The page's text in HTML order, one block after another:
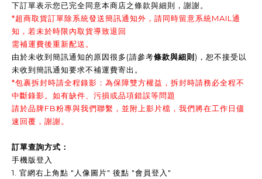
下訂單表示您已完全同意本商店之條款與細則，謝謝。
*超商取貨訂單除系統發送簡訊通知外，請同時留意系統MAIL通
知，若未於時限內取貨導致退回
需補運費後重新配送。
由於未收到簡訊通知的原因很多(請參考條款與細則 )，恕不接受以
未收到簡訊通知要求不補運費寄出。
*包裹拆封時請全程錄影：為保障雙方權益，拆封時請務必全程不
中斷錄影。如有缺件、污損或品項錯誤等問題
請於品牌FB粉專與我們聯繫，並附上影片檔，我們將在工作日儘
速回覆，謝謝。
訂單查詢方式：
手機版登入
1. 官網右上角點 "人像圖片" 後點 "會員登入"